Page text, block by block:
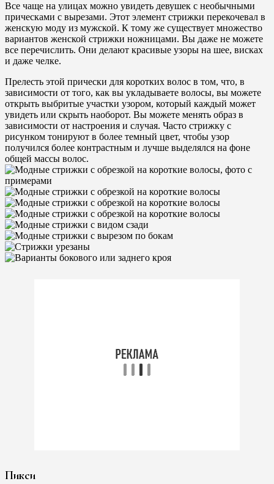
Все чаще на улицах можно увидеть девушек с необычными
прическами с вырезами. Этот элемент стрижки перекочевал в
женскую моду из мужской. К тому же существует множество
вариантов женской стрижки ножницами. Вы даже не можете
все перечислить. Они делают красивые узоры на шее, висках
и даже челке.
Прелесть этой прически для коротких волос в том, что, в
зависимости от того, как вы укладываете волосы, вы можете
открыть выбритые участки узором, который каждый может
увидеть или скрыть наоборот. Вы можете менять образ в
зависимости от настроения и случая. Часто стрижку с
рисунком тонируют в более темный цвет, чтобы узор
получился более контрастным и лучше выделялся на фоне
общей массы волос.
Пикси